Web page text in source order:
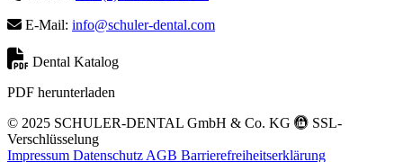
E-Mail: info@schuler-dental.com
Dental Katalog
PDF herunterladen
© 2025 SCHULER-DENTAL GmbH & Co. KG
SSL-
Verschlüsselung
Impressum Datenschutz AGB Barrierefreiheitserklärung